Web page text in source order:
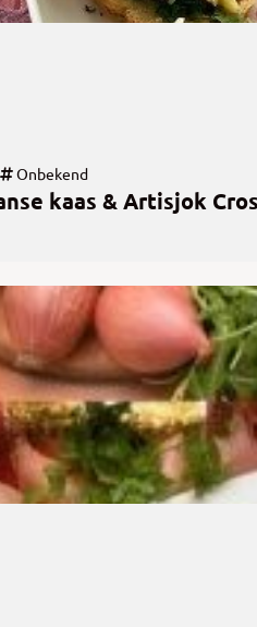
Onbekend
kaas & Artisjok